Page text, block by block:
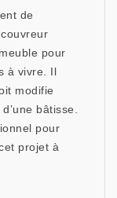
de
pour
à vivre. Il
modifie
bâtisse.
pour
projet à